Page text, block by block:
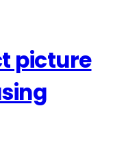
picture